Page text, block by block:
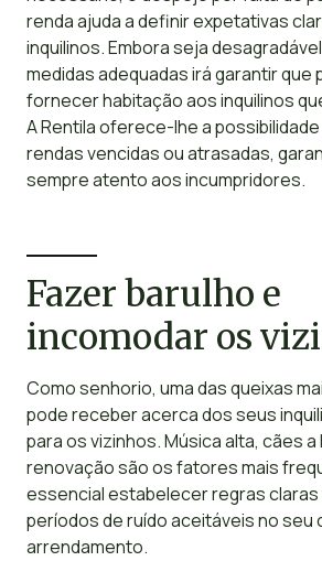
renda ajuda a definir expetativas
inquilinos. Embora seja
medidas adequadas irá garantir que
fornecer habitação aos inquilinos
A Rentila oferece-lhe a
rendas vencidas ou atrasadas,
sempre atento aos incumpridores.
Fazer barulho e
incomodar os
Como senhorio, uma das queixas
pode receber acerca dos seus
para os vizinhos. Música alta, cães
renovação são os fatores mais
essencial estabelecer regras claras
períodos de ruído aceitáveis no seu
arrendamento.